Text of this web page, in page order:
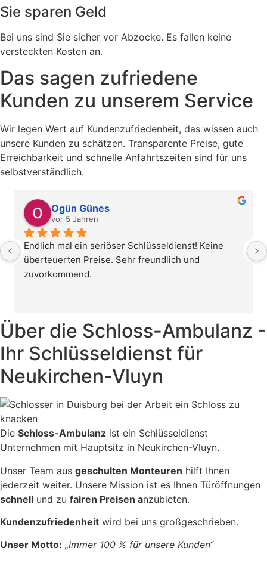
Sie sparen Geld
Bei uns sind Sie sicher vor Abzocke. Es fallen keine
versteckten Kosten an.
Das sagen zufriedene
Kunden zu unserem Service
Wir legen Wert auf Kundenzufriedenheit, das wissen auch
unsere Kunden zu schätzen. Transparente Preise, gute
Erreichbarkeit und schnelle Anfahrtszeiten sind für uns
selbstverständlich.
Ogün Günes
vor 5 Jahren
Endlich mal ein seriöser Schlüsseldienst! Keine
überteuerten Preise. Sehr freundlich und
zuvorkommend.
Über die Schloss-Ambulanz -
Ihr Schlüsseldienst für
Neukirchen-Vluyn
Die Schloss-Ambulanz ist ein Schlüsseldienst
Unternehmen mit Hauptsitz in Neukirchen-Vluyn.
Unser Team aus geschulten Monteuren hilft Ihnen
jederzeit weiter. Unsere Mission ist es Ihnen Türöffnungen
schnell und zu fairen Preisen anzubieten.
Kundenzufriedenheit wird bei uns großgeschrieben.
Unser Motto: „Immer 100 % für unsere Kunden“